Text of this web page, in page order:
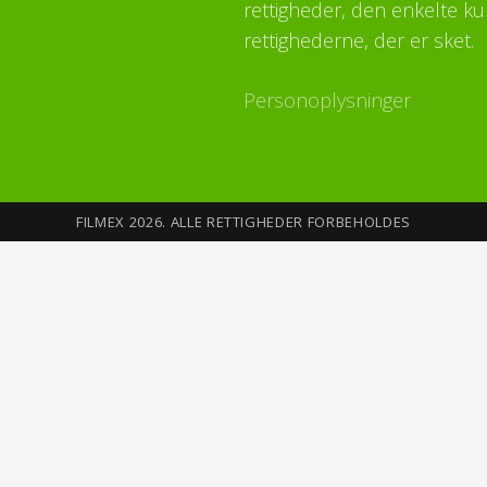
rettigheder, den enkelte
rettighederne, der er sket.
Personoplysninger
FILMEX 2026. ALLE RETTIGHEDER FORBEHOLDES